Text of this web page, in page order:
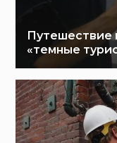
Путешествие
«темные